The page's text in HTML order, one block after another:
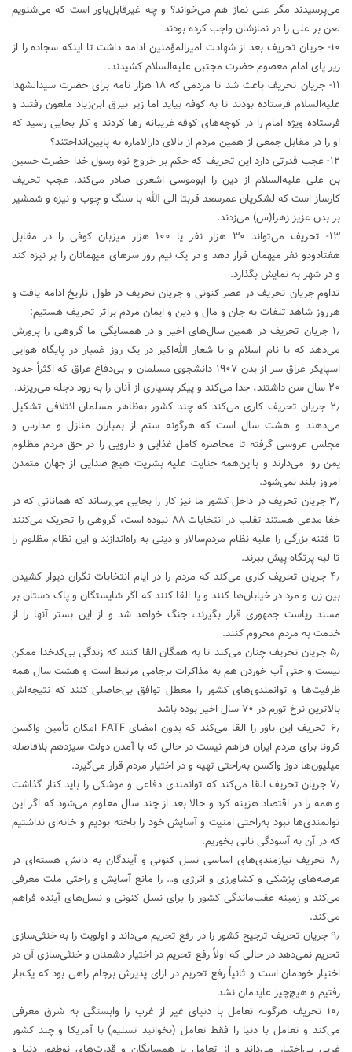
می‌پرسیدند مگر علی نماز هم می‌خواند؟ و چه غیرقابل‌باور است که می‌شنویم
لعن بر علی را در نمازشان واجب کرده بودند
۱۰- جریان تحریف بعد از شهادت امیرالمؤمنین ادامه داشت تا اینکه سجاده را از
زیر پای امام معصوم حضرت مجتبی علیه‌السلام کشیدند.
۱۱- جریان تحریف باعث شد تا مردمی که ۱۸ هزار نامه برای حضرت سیدالشهدا
علیه‌السلام فرستاده بودند تا به کوفه بیاید اما زیر بیرق ابن‌زیاد ملعون رفتند و
فرستاده ویژه امام را در کوچه‌های کوفه غریبانه رها کردند و کار بجایی رسید که
او را در مقابل جمعی از همین مردم از بالای دارالاماره به پایین‌انداختند؟
۱۲- عجب قدرتی دارد این تحریف که حکم بر خروج نوه رسول خدا حضرت حسین
بن علی علیه‌السلام از دین را ابوموسی اشعری صادر می‌کند. عجب تحریف
کارساز است که لشکریان عمرسعد قربتا الی الله با سنگ و چوب و نیزه و شمشیر
بر بدن عزیز زهرا(س) می‌زدند.
۱۳- تحریف می‌تواند ۳۰ هزار نفر یا ۱۰۰ هزار میزبان کوفی را در مقابل
هفتادودو نفر میهمان قرار دهد و در یک نیم روز سرهای میهمانان را بر نیزه کند
و در شهر به نمایش بگذارد.
تداوم جریان تحریف در عصر کنونی و جریان تحریف در طول تاریخ ادامه یافت و
هرروز شاهد تلفات به جان و مال و دین و ایمان مردم براثر تحریف هستیم:
۱٫ جریان تحریف در همین سال‌های اخیر و در همسایگی ما گروهی را پرورش
می‌دهد که با نام اسلام و با شعار الله‌اکبر در یک روز غمبار در پایگاه هوایی
اسپایکر عراق سر از بدن ۱۹۰۷ دانشجوی مسلمان و بی‌دفاع عراق که اکثراً حدود
۲۰ سال سن داشتند، جدا می‌کند و پیکر بسیاری از آنان را به رود دجله می‌ریزند.
۲٫ جریان تحریف کاری می‌کند که چند کشور به‌ظاهر مسلمان ائتلافی تشکیل
می‌دهند و هشت سال است که هرگونه ستم از بمباران منازل و مدارس و
مجلس عروسی گرفته تا محاصره کامل غذایی و دارویی را در حق مردم مظلوم
یمن روا می‌دارند و بااین‌همه جنایت علیه بشریت هیچ صدایی از جهان متمدن
امروز بلند نمی‌شود.
۳٫ جریان تحریف در داخل کشور ما نیز کار را بجایی می‌رساند که همانانی که در
خفا مدعی هستند تقلب در انتخابات ۸۸ نبوده است، گروهی را تحریک می‌کنند
تا فتنه بزرگی را علیه نظام مردم‌سالار و دینی به راه‌اندازند و این نظام مظلوم را
تا لبه پرتگاه پیش ببرند.
۴٫ جریان تحریف کاری می‌کند که مردم را در ایام انتخابات نگران دیوار کشیدن
بین زن و مرد در خیابان‌ها کنند و یا القا کنند که اگر شایستگان و پاک دستان بر
مسند ریاست جمهوری قرار بگیرند، جنگ خواهد شد و از این بستر آنها را از
خدمت به مردم محروم کنند.
۵٫ جریان تحریف چنان می‌کند تا به همگان القا کنند که زندگی بی‌کدخدا ممکن
نیست و حتی آب خوردن هم به مذاکرات برجامی مرتبط است و هشت سال همه
ظرفیت‌ها و توانمندی‌های کشور را معطل توافق بی‌حاصلی کنند که نتیجه‌اش
بالاترین نرخ تورم در ۷۰ سال اخیر بوده باشد
۶٫ تحریف این باور را القا می‌کند که بدون امضای FATF امکان تأمین واکسن
کرونا برای مردم ایران فراهم نیست در حالی که با آمدن دولت سیزدهم بلافاصله
میلیون‌ها دوز واکسن به‌راحتی تهیه و در اختیار مردم قرار می‌گیرد.
۷٫ جریان تحریف القا می‌کند که توانمندی دفاعی و موشکی را باید کنار گذاشت
و همه را در اقتصاد هزینه کرد و حالا بعد از چند سال معلوم می‌شود که اگر این
توانمندی‌ها نبود به‌راحتی امنیت و آسایش خود را باخته بودیم و خانه‌ای نداشتیم
که در آن به آسودگی نانی بخوریم.
۸٫ تحریف نیازمندی‌های اساسی نسل کنونی و آیندگان به دانش هسته‌ای در
عرصه‌های پزشکی و کشاورزی و انرژی و… را مانع آسایش و راحتی ملت معرفی
می‌کند و زمینه عقب‌ماندگی کشور را برای نسل کنونی و نسل‌های آینده فراهم
می‌کند.
۹٫ جریان تحریف ترجیح کشور را در رفع تحریم می‌داند و اولویت را به خنثی‌‌سازی
تحریم نمی‌دهد در حالی که اولاً رفع تحریم در اختیار دشمنان و خنثی‌‌سازی آن در
اختیار خودمان است و ثانیاً رفع تحریم در ازای پذیرش برجام راهی بود که یک‌بار
رفتیم و هیچ‌چیز عایدمان نشد
۱۰٫ تحریف هرگونه تعامل با دنیای غیر از غرب را وابستگی به شرق معرفی
می‌کند و تعامل با دنیا را فقط تعامل (بخوانید تسلیم) با آمریکا و چند کشور